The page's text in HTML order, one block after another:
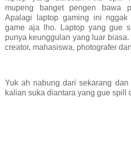
mupeng banget pengen bawa
Apalagi laptop gaming ini nggak
game aja lho. Laptop yang gue
punya keunggulan yang luar
creator, mahasiswa, photografer
Yuk ah nabung dari sekarang
kalian suka diantara yang gue spill